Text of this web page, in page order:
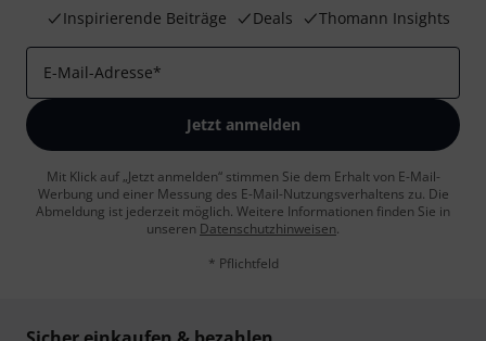
Inspirierende Beiträge
Deals Thomann Insights
E-Mail-Adresse*
Jetzt anmelden
Mit Klick auf „Jetzt anmelden“ stimmen Sie dem Erhalt von E-Mail-
Werbung und einer Messung des E-Mail-Nutzungsverhaltens zu. Die
Abmeldung ist jederzeit möglich. Weitere Informationen finden Sie in
unseren Datenschutzhinweisen.
* Pflichtfeld